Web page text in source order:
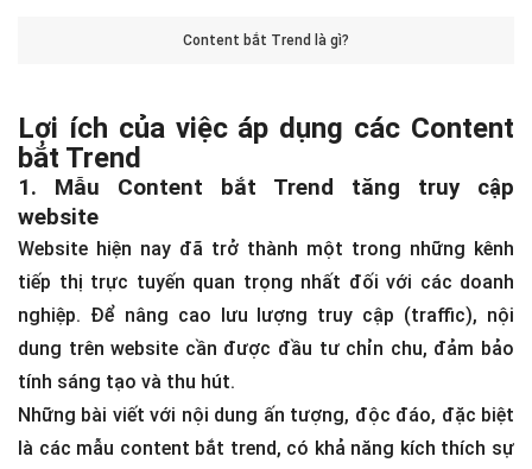
Content bắt Trend là gì?
Lợi ích của việc áp dụng các Content
bắt Trend
1. Mẫu Content bắt Trend tăng truy cập
website
Website hiện nay đã trở thành một trong những kênh
tiếp thị trực tuyến quan trọng nhất đối với các doanh
nghiệp. Để nâng cao lưu lượng truy cập (traffic), nội
dung trên website cần được đầu tư chỉn chu, đảm bảo
tính sáng tạo và thu hút.
Những bài viết với nội dung ấn tượng, độc đáo, đặc biệt
là các mẫu content bắt trend, có khả năng kích thích sự